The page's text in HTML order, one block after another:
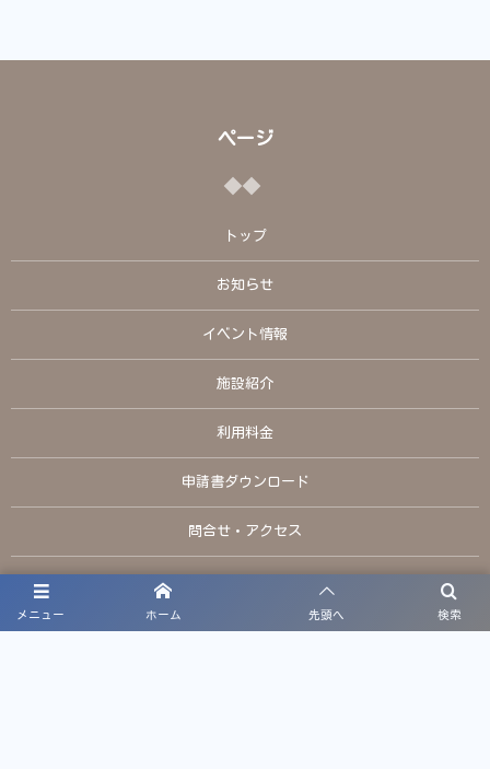
メニュー 検索
ホーム 先頭へ
ページ
トップ
お知らせ
イベント情報
施設紹介
利用料金
申請書ダウンロード
問合せ・アクセス
お電話でのお問い合わせ